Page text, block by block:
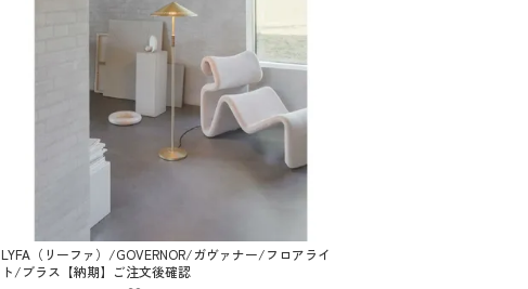
LYFA（リーファ）/GOVERNOR/ガヴァナー/フロアライ
ト/ブラス【納期】ご注文後確認